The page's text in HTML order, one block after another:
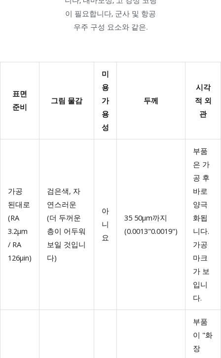
이 필요합니다, 군사 및 항공
우주 구성 요소와 같은.
표면
준비
그림 물감
미
용
가
용
성
두께
시각
적 외
관
가공
된대로
(RA
3.2μm
/ RA
126μin)
검은색, 자
연스러운
(더 두꺼운
층이 어두워
보일 것입니
다)
아
니
요
35 50μm까지
(0.0013"0.0019")
부품
은 가
공 후
바로
양극
화됩
니다.
가공
마크
가 보
입니
다.
부품
이 "화
장